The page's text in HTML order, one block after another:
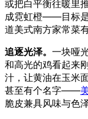
或把白平衡往暖里
成霓虹橙——目标
道美式南方家常菜
追逐光泽。 一块哑
和高光的鸡看起来
汁，让黄油在玉米
甚至有个名字——
脆皮兼具风味与色